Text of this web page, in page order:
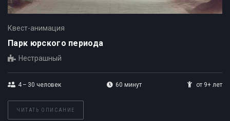
Квест-анимация
Парк юрского периода
Нестрашный
4 – 30 человек 60 минут от 9+ лет
ЧИТАТЬ ОПИСАНИЕ